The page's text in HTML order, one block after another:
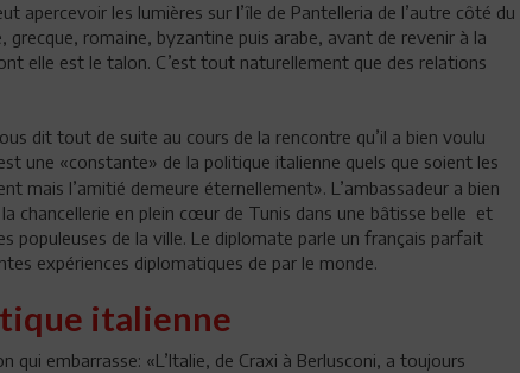
apercevoir les lumières sur l’île de Pantelleria de l’autre côté du
romaine, byzantine puis arabe, avant de revenir à la
elle est le talon. C’est tout naturellement que des relations
dit tout de suite au cours de la rencontre qu’il a bien voulu
une «constante» de la politique italienne quels que soient les
mais l’amitié demeure éternellement». L’ambassadeur a bien
chancellerie en plein cœur de Tunis dans une bâtisse belle et
populeuses de la ville. Le diplomate parle un français parfait
expériences diplomatiques de par le monde.
italienne
embarrasse: «L’Italie, de Craxi à Berlusconi, a toujours